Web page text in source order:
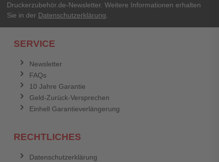
Druckerzubehör.de-Newsletter. Weitere Informationen erhalten
Sie in der Datenschutzerklärung
SERVICE
Newsletter
FAQs
10 Jahre Garantie
Geld-Zurück-Versprechen
Einhell Garantieverlängerung
RECHTLICHES
Datenschutzerklärung